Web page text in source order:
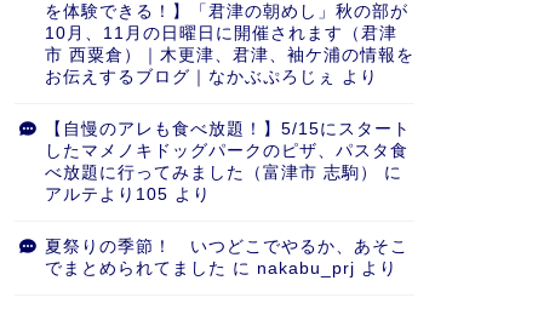
を体験できる！】「君津の朝めし」秋の部が
10月、11月の日曜日に開催されます（君津
市 西粟倉）｜木更津、君津、袖ケ浦の情報を
お伝えするブログ｜なかぶぷろじぇ
より
【自慢のアレも食べ放題！】5/15にスタート
したマメノキドッグパークのピザ、パスタ食
べ放題に行ってみました（富津市 志駒）
に
アルテより105 より
夏祭りの季節！ いつどこでやるか、あそこ
でまとめられてました に nakabu_prj より